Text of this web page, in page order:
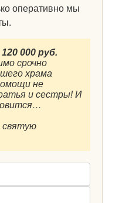
оперативно мы
000 руб.
срочно
храма
не
и сестры! И
святую